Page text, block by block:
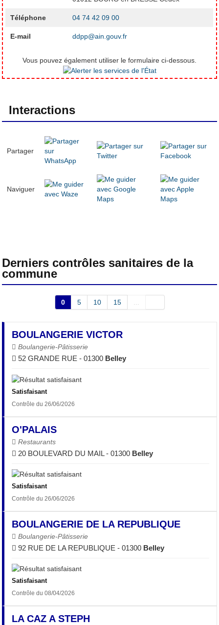
Téléphone 04 74 42 09 00
E-mail ddpp@ain.gouv.fr
Vous pouvez également utiliser le formulaire ci-dessous.
Interactions
Partager
Naviguer
Derniers contrôles sanitaires de la
commune
0 5 10 15 ...
BOULANGERIE VICTOR
Boulangerie-Pâtisserie
52 GRANDE RUE - 01300 Belley
Satisfaisant
Contrôle du 26/06/2026
O'PALAIS
Restaurants
20 BOULEVARD DU MAIL - 01300 Belley
Satisfaisant
Contrôle du 26/06/2026
BOULANGERIE DE LA REPUBLIQUE
Boulangerie-Pâtisserie
92 RUE DE LA REPUBLIQUE - 01300 Belley
Satisfaisant
Contrôle du 08/04/2026
LA CAZ A STEPH